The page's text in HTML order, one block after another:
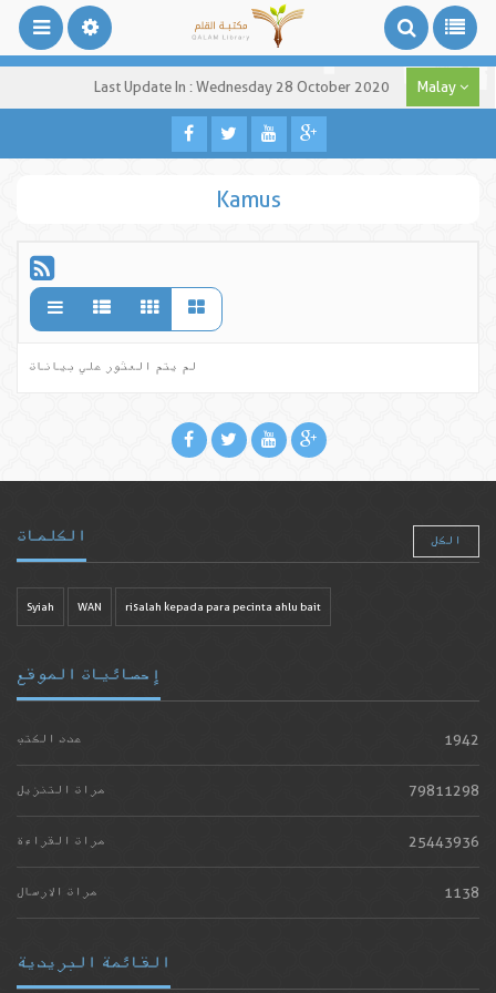
Last Update In : Wednesday 28 October 2020 Malay
Kamus
لم يتم العثور علي بيانات
الكلمات الكل
Syiah WAN risalah kepada para pecinta ahlu bait
إحصائيات الموقع
عدد الكتب 1942
مرات التنزيل 79811298
مرات القراءة 25443936
مرات الارسال 1138
القائمة البريدية